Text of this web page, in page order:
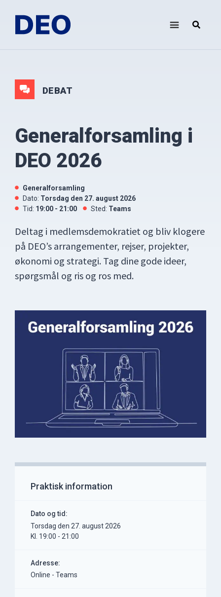
indhold
direkte
footer
Oplysningsforbundet
DEBAT
Generalforsamling i
DEO 2026
Generalforsamling
Dato:
torsdag den 27. august 2026
Tid: 19:00 - 21:00 Sted: Teams
Deltag i medlemsdemokratiet og bliv klogere
på DEO’s arrangementer, rejser, projekter,
økonomi og strategi. Tag dine gode ideer,
spørgsmål og ris og ros med.
Praktisk information
Dato og tid:
torsdag den 27. august 2026
Kl. 19:00 - 21:00
Adresse:
Online - Teams